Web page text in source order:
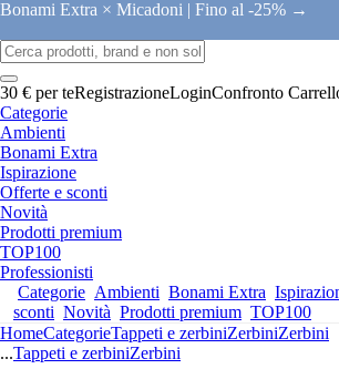
Bonami Extra × Micadoni | Fino al -25% →
30 € per teRegistrazioneLoginConfronto
Categorie
Ambienti
Bonami Extra
Ispirazione
Offerte e sconti
Novità
Prodotti premium
TOP100
Professionisti
Categorie Ambienti Bonami Extra
sconti Novità Prodotti premium TOP100
HomeCategorieTappeti e zerbiniZerbiniZerbini
...Tappeti e zerbiniZerbini